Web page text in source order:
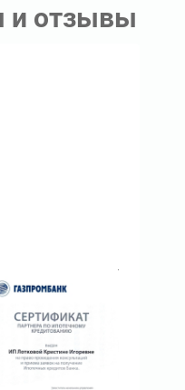
и отзывы